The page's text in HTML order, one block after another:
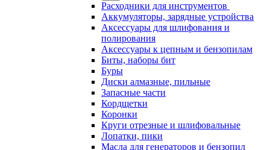
Расходники для инструментов
Аккумуляторы, зарядные устройства
Аксессуары для шлифования и
полирования
Аксессуары к цепным и бензопилам
Биты, наборы бит
Буры
Диски алмазные, пильные
Запасные части
Кордщетки
Коронки
Круги отрезные и шлифовальные
Лопатки, пики
Масла для генераторов и бензопил